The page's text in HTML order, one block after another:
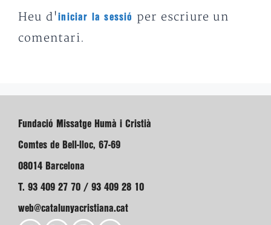
Heu d'iniciar la sessió
per escriure un
comentari.
Fundació Missatge Humà i Cristià
Comtes de Bell-lloc, 67-69
08014 Barcelona
T. 93 409 27 70 / 93 409 28 10
web@catalunyacristiana.cat